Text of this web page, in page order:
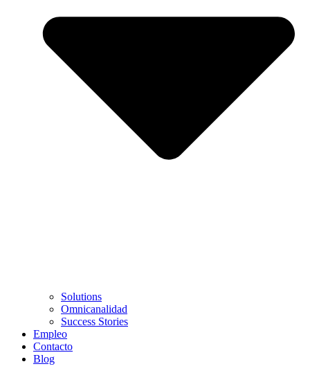
Solutions
Omnicanalidad
Success Stories
Empleo
Contacto
Blog